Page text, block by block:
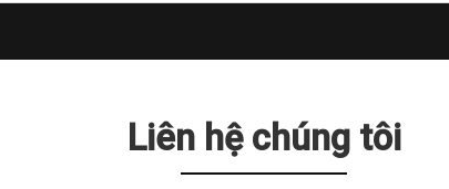
Liên hệ chúng tôi